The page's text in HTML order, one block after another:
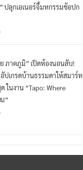
ปลุกเอเนอร์จี้มหกรรมช้อปก
ภาคภูมิ” เปิดห้องนอนลับ!
ปเกรดบ้านธรรมดาให้สมาร์ท
ในงาน “Tapo: Where